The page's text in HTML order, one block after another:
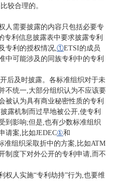
较合理的。
人需要披露的内容只包括必要专
利信息披露表中要求披露专利
专利的授权情况, ①ETSI的成员
中可能涉及的同族专利中的专利
后及时披露。各标准组织对于未
不统一,大部分组织认为不应该要
被认为具有商业秘密性质的专利
露机制而过早地被公开,使专利
到影响;但是,也有少数标准组织
请案,比如JEDEC①和
准组织采取折中的方案,比如ATM
制度下对外公开的专利申请,而不
权人实施“专利劫持”行为,也要维